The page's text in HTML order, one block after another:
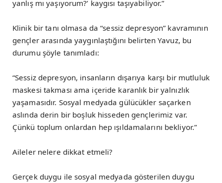
yanlış mı yaşıyorum?’ kaygısı taşıyabiliyor.”
Klinik bir tanı olmasa da “sessiz depresyon” kavramının
gençler arasında yaygınlaştığını belirten Yavuz, bu
durumu şöyle tanımladı:
“Sessiz depresyon, insanların dışarıya karşı bir mutluluk
maskesi takması ama içeride karanlık bir yalnızlık
yaşamasıdır. Sosyal medyada gülücükler saçarken
aslında derin bir boşluk hisseden gençlerimiz var.
Çünkü toplum onlardan hep ışıldamalarını bekliyor.”
Aileler nelere dikkat etmeli?
Gerçek duygu ile sosyal medyada gösterilen duygu